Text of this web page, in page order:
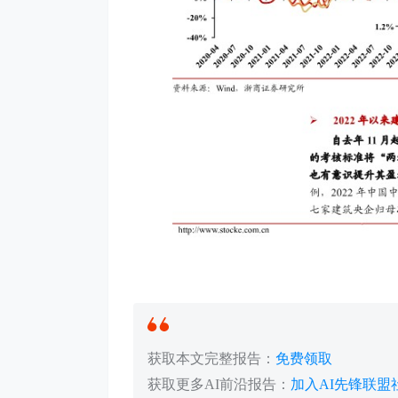
获取本文完整报告： 免费领取
获取更多AI前沿报告： 加入AI先锋联盟